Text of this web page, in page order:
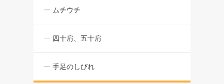
ムチウチ
四十肩、五十肩
手足のしびれ